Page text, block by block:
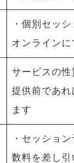
・個別セッ
オンラインに
サービスの性
提供前であ
ます
・セッショ
数料を差し引